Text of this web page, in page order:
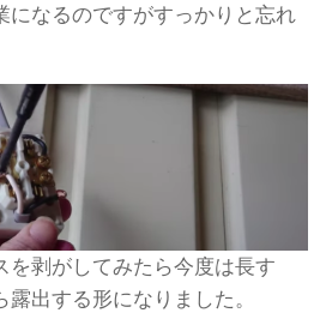
になるのですがすっかりと忘れ
を剥がしてみたら今度は長す
出する形になりました。